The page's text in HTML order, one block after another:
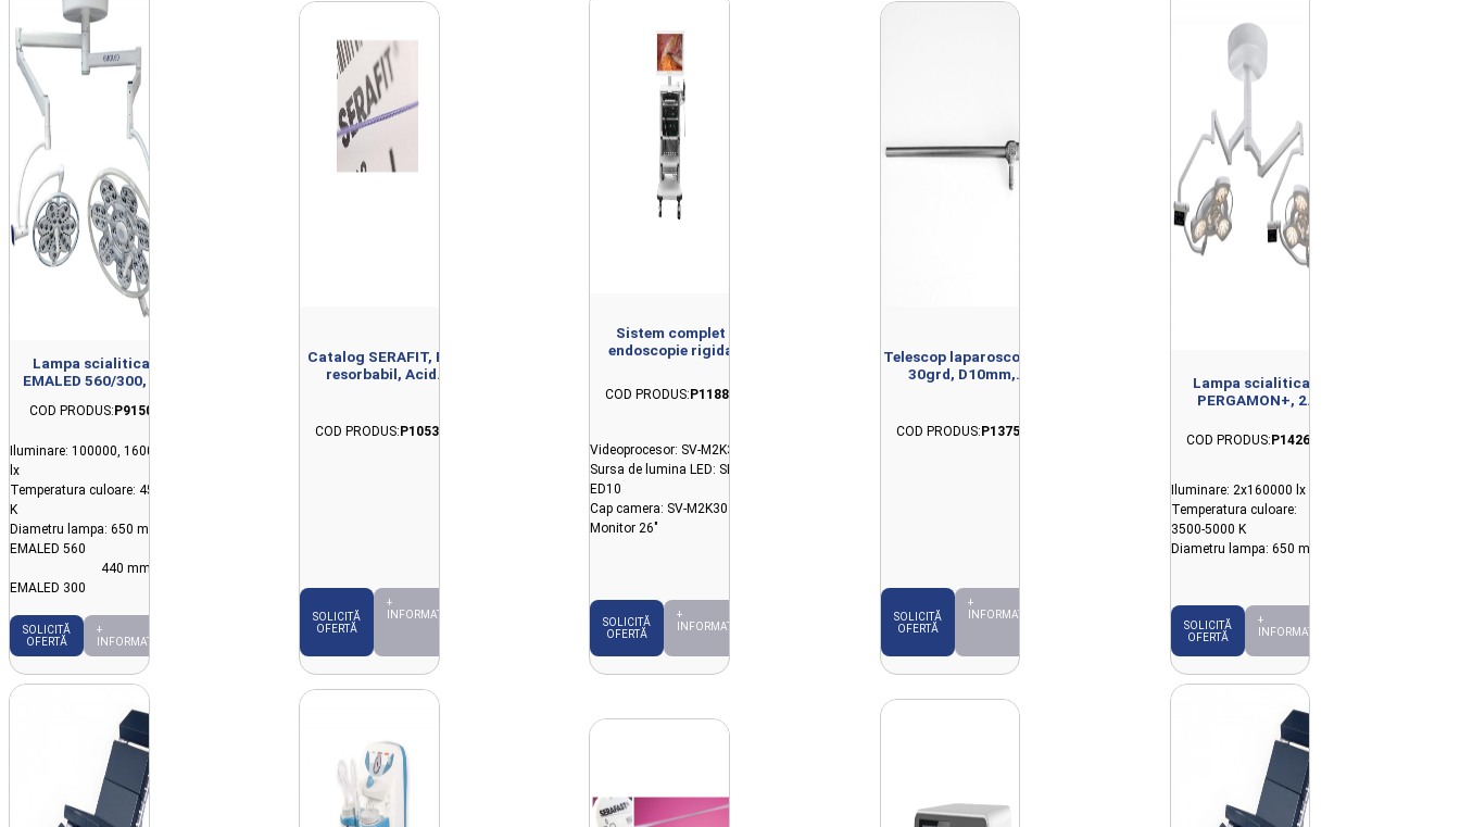
Lampa scialitica
EMALED 560/300, 2
COD PRODUS: P9150
Iluminare: 100000, 160000
lx
Temperatura culoare: 4500
K
Diametru lampa: 650 mm -
EMALED 560
440 mm -
EMALED 300
SOLICITĂ
OFERTĂ
+
INFORMAȚII
Catalog SERAFIT, Fir
resorbabil, Acid
COD PRODUS: P10534
SOLICITĂ
OFERTĂ
+
INFORMAȚII
Sistem complet
endoscopie rigida
COD PRODUS: P11881
Videoprocesor: SV-M2K30
Sursa de lumina LED: SL-
ED10
Cap camera: SV-M2K30
Monitor 26"
SOLICITĂ
OFERTĂ
+
INFORMAȚII
Telescop laparoscopie
30grd, D10mm,
COD PRODUS: P13759
SOLICITĂ
OFERTĂ
+
INFORMAȚII
Lampa scialitica
PERGAMON+, 2
COD PRODUS: P14261
Iluminare: 2x160000 lx
Temperatura culoare:
3500-5000 K
Diametru lampa: 650 mm
SOLICITĂ
OFERTĂ
+
INFORMAȚII